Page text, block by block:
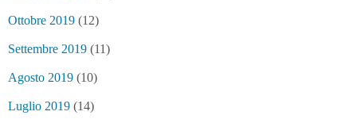
Ottobre 2019 (12)
Settembre 2019 (11)
Agosto 2019 (10)
Luglio 2019 (14)